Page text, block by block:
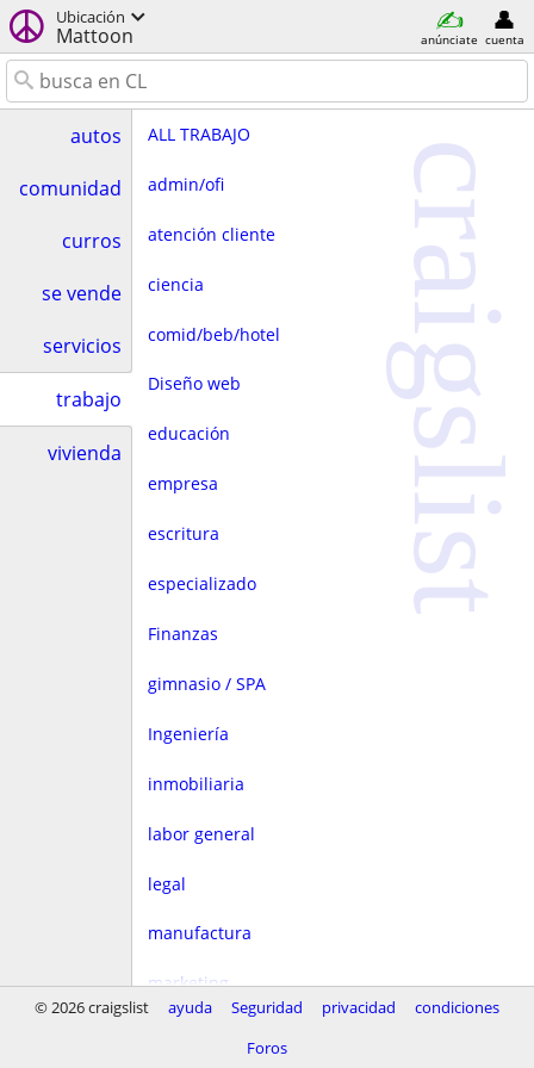
Ubicación
Mattoon anúnciate cuenta
autos
comunidad
curros
se vende
servicios
trabajo
vivienda
ALL TRABAJO
admin/ofi
atención cliente
ciencia
comid/beb/hotel
Diseño web
educación
empresa
escritura
especializado
Finanzas
gimnasio / SPA
Ingeniería
inmobiliaria
labor general
legal
manufactura
marketing
craigslist
© 2026 craigslist ayuda Seguridad privacidad
condiciones
Foros